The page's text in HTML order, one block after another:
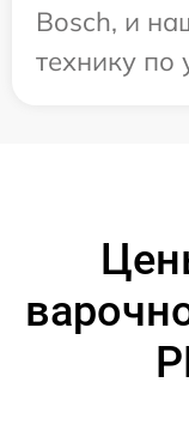
Bosch, и
технику по